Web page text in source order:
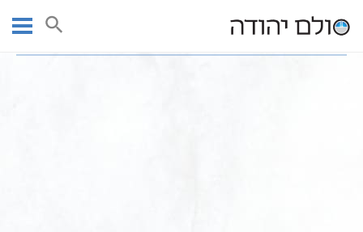
עמוד ראשי חנות ספרי קודש | חנות ספרי קבלה וחסידות
סט ספרי קבלה לפורים